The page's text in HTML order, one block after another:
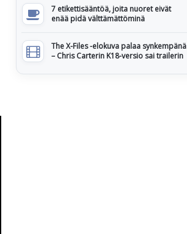
7 etikettisääntöä, joita nuoret eivät
enää pidä välttämättöminä
The X-Files -elokuva palaa synkempänä
– Chris Carterin K18-versio sai trailerin